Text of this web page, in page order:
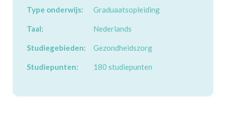
Type onderwijs: Graduaatsopleiding
Taal: Nederlands
Studiegebieden: Gezondheidszorg
Studiepunten: 180 studiepunten